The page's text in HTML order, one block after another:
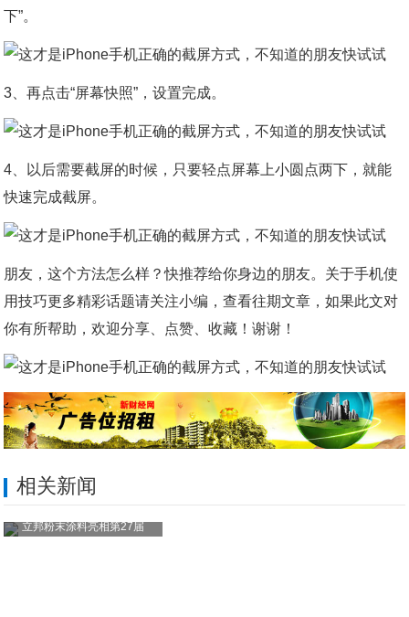
下”。
3、再点击“屏幕快照”，设置完成。
4、以后需要截屏的时候，只要轻点屏幕上小圆点两下，就能
快速完成截屏。
朋友，这个方法怎么样？快推荐给你身边的朋友。关于手机使
用技巧更多精彩话题请关注小编，查看往期文章，如果此文对
你有所帮助，欢迎分享、点赞、收藏！谢谢！
相关新闻
立邦粉末涂料亮相第27届